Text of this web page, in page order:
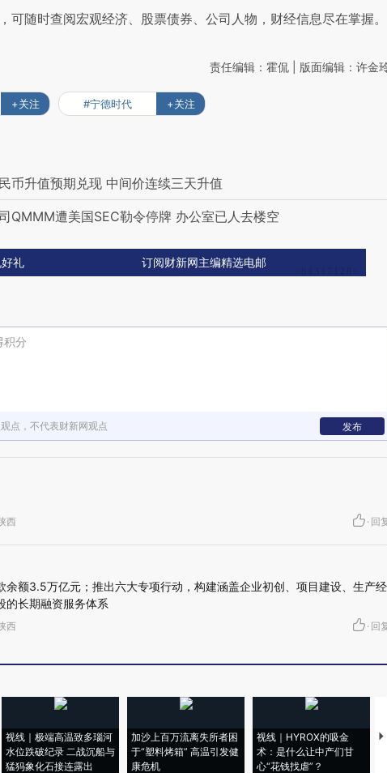
，可随时查阅宏观经济、股票债券、公司人物，财经信息尽在掌握。
责任编辑：霍侃 | 版面编辑：许金
+关注 #宁德时代 +关注
币升值预期兑现 中间价连续三天升值
QMMM遭美国SEC勒令停牌 办公室已人去楼空
礼 订阅财新网主编精选电邮
积分
点，不代表财新网观点 发布
西 · 回
余额3.5万亿元；推出六大专项行动，构建涵盖企业初创、项目建设、生产经
的长期融资服务体系
西 · 回
视线｜极端高温致多瑙河
水位跌破纪录 二战沉船与
猛犸象化石接连露出
加沙上百万流离失所者困
于“塑料烤箱” 高温引发健
康危机
视线｜HYROX的吸金
术：是什么让中产们甘
心“花钱找虐”？